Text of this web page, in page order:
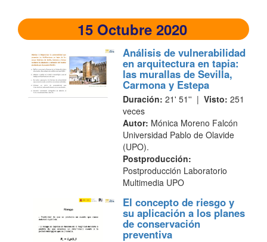
15 Octubre 2020
Análisis de vulnerabilidad
en arquitectura en tapia:
las murallas de Sevilla,
Carmona y Estepa
Duración: 21' 51'' | Visto: 251
veces
Autor: Mónica Moreno Falcón
Universidad Pablo de Olavide
(UPO).
Postproducción:
Postproducción Laboratorio
Multimedia UPO
El concepto de riesgo y
su aplicación a los planes
de conservación
preventiva